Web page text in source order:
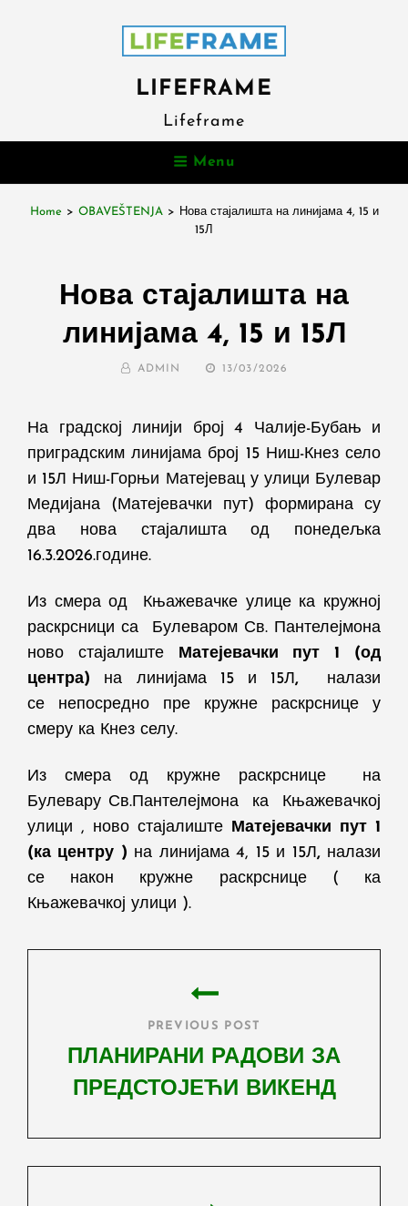
LIFEFRAME
Lifeframe
Menu
Home > OBAVEŠTENJA >
Нова стајалишта на линијама 4, 15 и
15Л
Нова стајалишта на
линијама 4, 15 и 15Л
BY ADMIN
POSTED
13/03/2026
На градској линији број 4 Чалије-Бубањ и
приградским линијама број 15 Ниш-Кнез село
и 15Л Ниш-Горњи Матејевац уулици Булевар
Медијана (Матејевачки пут) формирана су
два нова стајалиштаод понедељка
16.3.2026.године.
Из смера од Књажевачке улицека кружној
раскрсници са
БулеваромСв. Пантелејмона
ново стајалиште
Матејевачки пут 1
(од
центра) на линијама 15 и 15Л, налази
се непосредно пре кружне раскрснице у
смеру ка Кнез селу.
Из смера од кружне раскрснице на
Булевару Св.Пантелејмона ка Књажевачкој
улици , ново стајалиште
Матејевачки пут 1
(ка центру ) на линијама 4, 15 и 15Л,налази
се након кружне раскрснице ( ка
Књажевачкој улици ).
PREVIOUS POST
ПЛАНИРАНИ РАДОВИ ЗА
ПРЕДСТОЈЕЋИ ВИКЕНД
Post